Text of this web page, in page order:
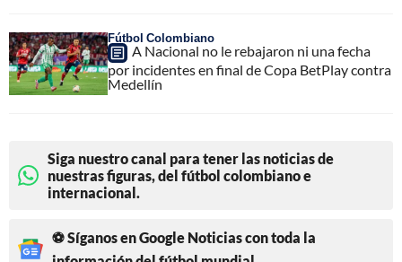
Fútbol Colombiano
A Nacional no le rebajaron ni una fecha
por incidentes en final de Copa BetPlay contra
Medellín
Siga nuestro canal para tener las noticias de
nuestras figuras, del fútbol colombiano e
internacional.
⚽ Síganos en Google Noticias con toda la